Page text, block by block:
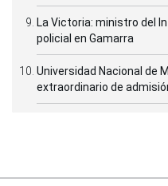
La Victoria: ministro del
policial en Gamarra
Universidad Nacional de
extraordinario de